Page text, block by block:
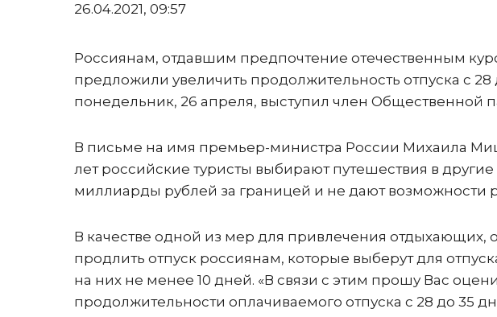
26.04.2021, 09:57
Россиянам, отдавшим предпочтение отечественным
предложили увеличить продолжительность отпуска с 28
понедельник, 26 апреля, выступил член Общественной
В письме на имя премьер-министра России Михаила
лет российские туристы выбирают путешествия в
миллиарды рублей за границей и не дают возможности
В качестве одной из мер для привлечения
продлить отпуск россиянам, которые выберут для
на них не менее 10 дней. «В связи с этим прошу Вас
продолжительности оплачиваемого отпуска с 28 до 35